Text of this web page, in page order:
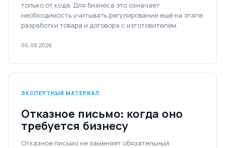
только от кода. Для бизнеса это означает
необходимость учитывать регулирование ещё на этапе
разработки товара и договора с изготовителем.
06.08.2026
ЭКСПЕРТНЫЙ МАТЕРИАЛ
Отказное письмо: когда оно
требуется бизнесу
Отказное письмо не заменяет обязательный